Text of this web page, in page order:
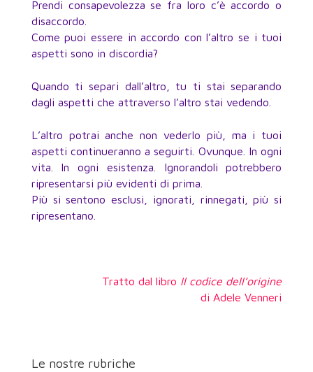
Prendi consapevolezza se fra loro c’è accordo o
disaccordo.
Come puoi essere in accordo con l’altro se i tuoi
aspetti sono in discordia?
Quando ti separi dall’altro, tu ti stai separando
dagli aspetti che attraverso l’altro stai vedendo.
L’altro potrai anche non vederlo più, ma i tuoi
aspetti continueranno a seguirti. Ovunque. In ogni
vita. In ogni esistenza. Ignorandoli potrebbero
ripresentarsi più evidenti di prima.
Più si sentono esclusi, ignorati, rinnegati, più si
ripresentano.
Tratto dal libro Il codice dell’origine
di Adele Venneri
Le nostre rubriche